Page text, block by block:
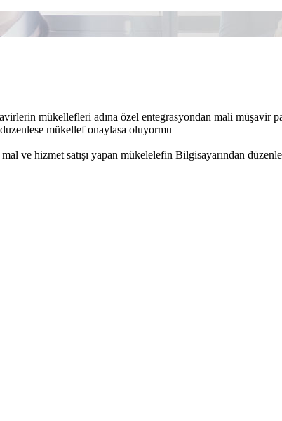
mükellefleri adına özel entegrasyondan mali müşavir
mükellef onaylasa oluyormu
ve hizmet satışı yapan mükelelefin Bilgisayarından